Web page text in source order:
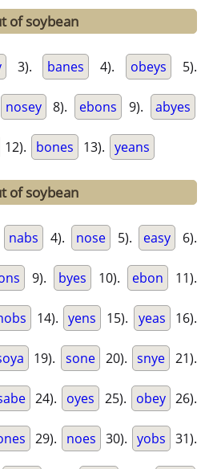
of soybean
3). banes 4). obeys 5).
nosey 8). ebons 9). abyes
12). bones 13). yeans
of soybean
nabs 4). nose 5). easy 6).
9). byes 10). ebon 11).
14). yens 15). yeas 16).
19). sone 20). snye 21).
24). oyes 25). obey 26).
29). noes 30). yobs 31).